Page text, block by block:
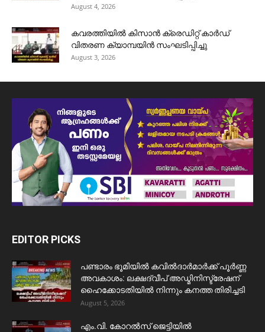
August 4, 2026
കവരത്തിയിൽ കിസാൻ ക്രെഡിറ്റ് കാർഡ്
വിതരണ ക്യാമ്പയിൻ സംഘടിപ്പിച്ചു
August 3, 2026
EDITOR PICKS
പണ്ടാരം ഭൂമിയിൽ കവിൽദാർമാർക്ക് പൂർണ്ണ
അവകാശം: ലക്ഷദ്വീപ് അഡ്മിനിസ്ട്രേഷന്
ഹൈക്കോടതിയിൽ നിന്നും കനത്ത തിരിച്ചടി
August 5, 2026
​എം.വി. കോറൽസ് ജെട്ടിയിൽ